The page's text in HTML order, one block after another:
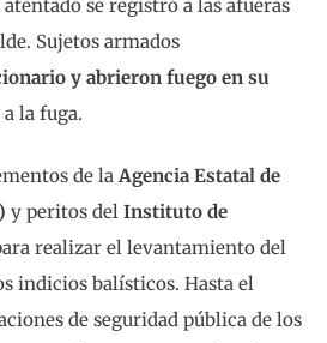
se registró a las afueras
Sujetos armados
y abrieron fuego en su
la fuga.
de laAgencia Estatal de
y peritos del Instituto de
realizar el levantamiento del
indicios balísticos. Hasta el
de seguridad pública de los